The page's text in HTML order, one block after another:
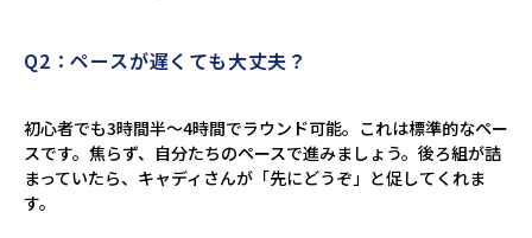
Q2：ペースが遅くても大丈夫？
初心者でも3時間半～4時間でラウンド可能。これは標準的なペー
スです。焦らず、自分たちのペースで進みましょう。後ろ組が詰
まっていたら、キャディさんが「先にどうぞ」と促してくれま
す。